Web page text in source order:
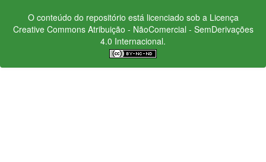
O conteúdo do repositório está licenciado sob a Licença
Creative CommonsAtribuição - NãoComercial - SemDerivações
4.0 Internacional.